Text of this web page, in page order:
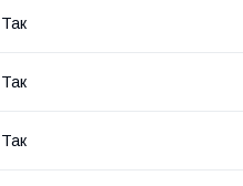
Так
Так
Так